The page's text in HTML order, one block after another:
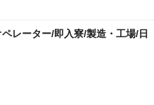
レーター/即入寮/製造・工場/日